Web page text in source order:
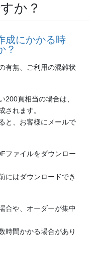
か？
成にかかる時
？
有無、ご利用の混雑状
200頁相当の場合は、
されます。
と、お客様にメールで
ファイルをダウンロー
にはダウンロードでき
合や、オーダーが集中
時間かかる場合があり